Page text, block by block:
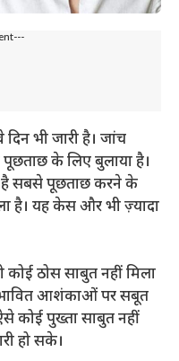
भी जारी है। जांच
पूछताछ के लिए बुलाया है।
सबसे पूछताछ करने के
है। यह केस और भी ज़्यादा
ठोस साबुत नहीं मिला
आशंकाओं पर सबूत
कोई पुख्ता साबुत नहीं
हो सके।